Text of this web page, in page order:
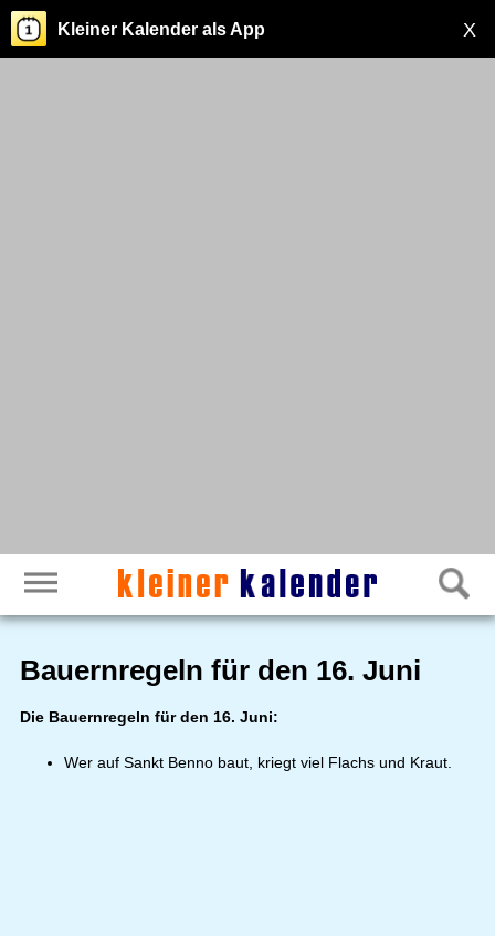
X
Kleiner Kalender als App
Bauernregeln für den 16. Juni
Die Bauernregeln für den 16. Juni:
Wer auf Sankt Benno baut, kriegt viel Flachs und Kraut.